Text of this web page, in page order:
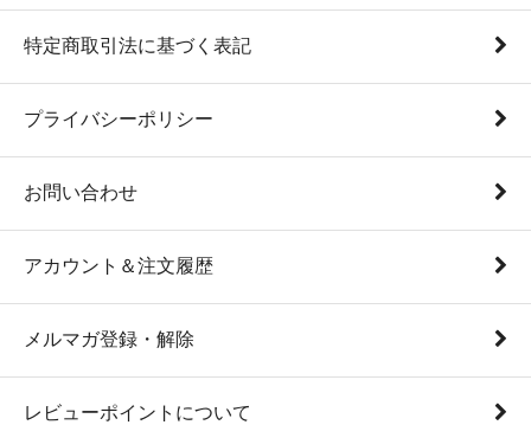
特定商取引法に基づく表記
プライバシーポリシー
お問い合わせ
アカウント＆注文履歴
メルマガ登録・解除
レビューポイントについて